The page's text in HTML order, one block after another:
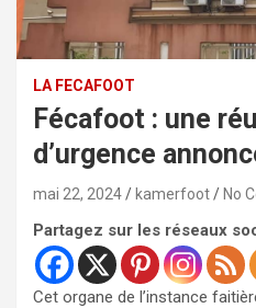
LA FECAFOOT
Fécafoot : une
d’urgence
mai 22, 2024 kamerfoot No
Partagez sur les réseaux
Cet organe de l’instance